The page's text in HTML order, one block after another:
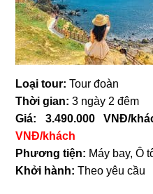
Loại tour: Tour đoàn
Thời gian: 3 ngày 2 đêm
Giá:
3.490.000 VNĐ/
VNĐ/khách
Phương tiện: Máy bay, Ô
Khởi hành: Theo yêu cầu